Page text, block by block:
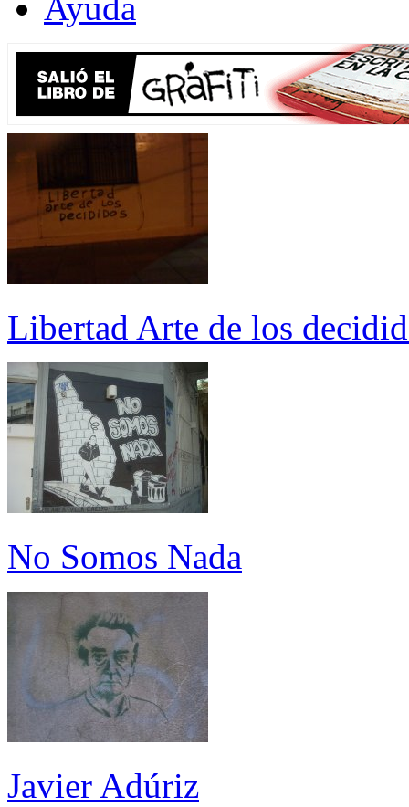
Ayuda
Libertad Arte de los
No Somos Nada
Javier Adúriz